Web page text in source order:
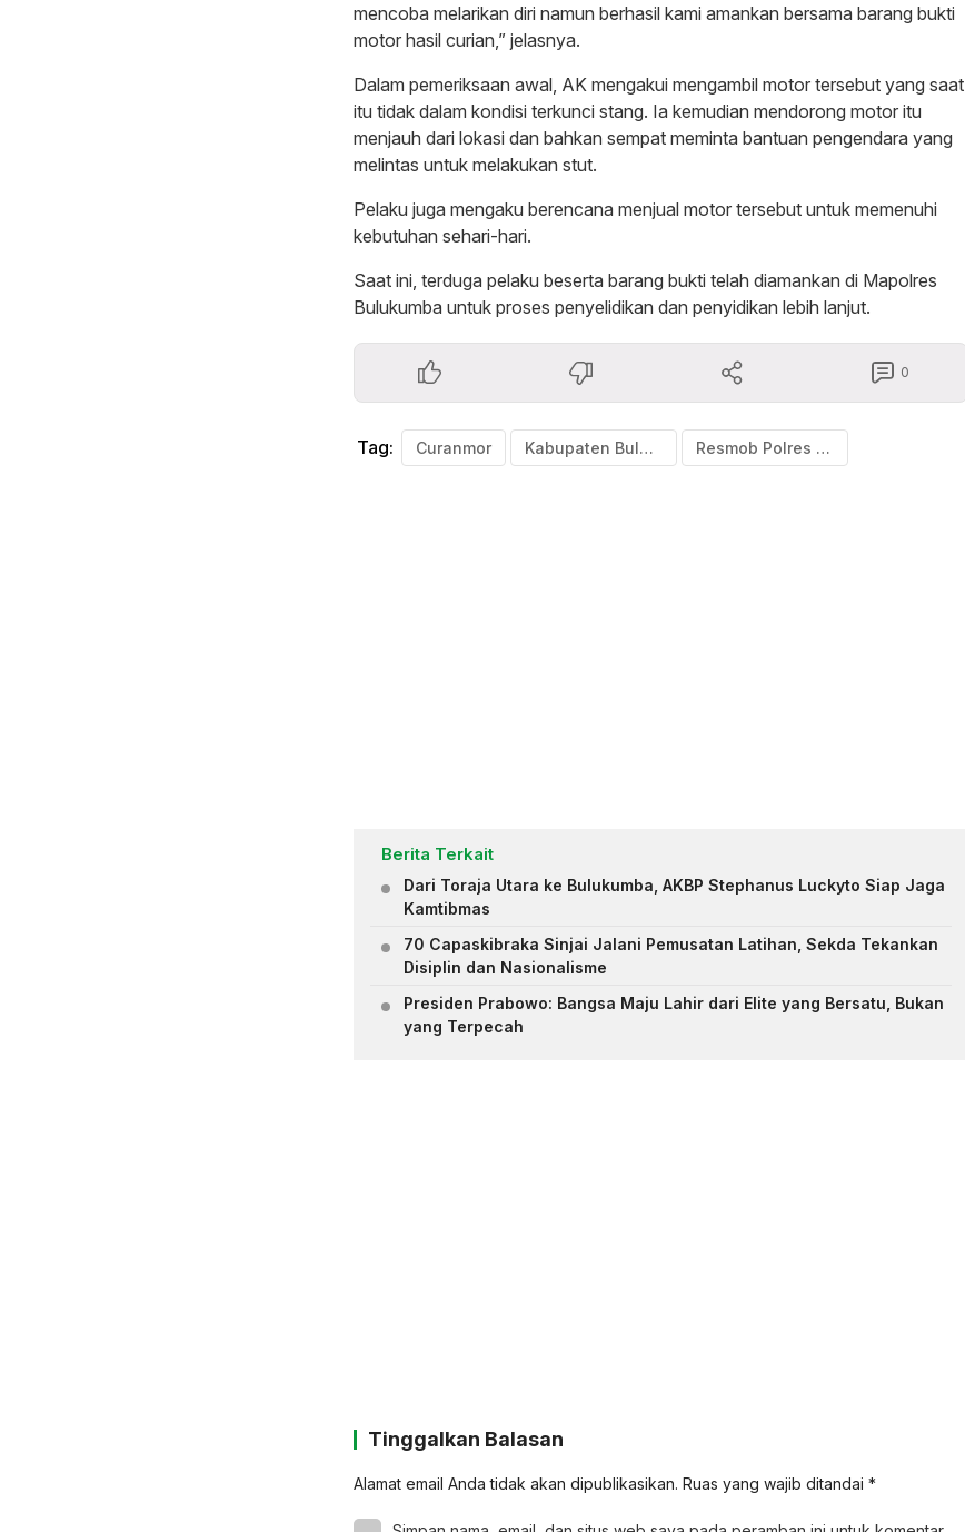
mencoba melarikan diri namun berhasil kami amankan bersama barang bukti
motor hasil curian,” jelasnya.
Dalam pemeriksaan awal, AK mengakui mengambil motor tersebut yang saat
itu tidak dalam kondisi terkunci stang. Ia kemudian mendorong motor itu
menjauh dari lokasi dan bahkan sempat meminta bantuan pengendara yang
melintas untuk melakukan stut.
Pelaku juga mengaku berencana menjual motor tersebut untuk memenuhi
kebutuhan sehari-hari.
Saat ini, terduga pelaku beserta barang bukti telah diamankan di Mapolres
Bulukumba untuk proses penyelidikan dan penyidikan lebih lanjut.
0
Tag: Curanmor Kabupaten Bulukumba Resmob Polres Bulukumba
Berita Terkait
Dari Toraja Utara ke Bulukumba, AKBP Stephanus Luckyto Siap Jaga
Kamtibmas
70 Capaskibraka Sinjai Jalani Pemusatan Latihan, Sekda Tekankan
Disiplin dan Nasionalisme
Presiden Prabowo: Bangsa Maju Lahir dari Elite yang Bersatu, Bukan
yang Terpecah
Tinggalkan Balasan
Alamat email Anda tidak akan dipublikasikan. Ruas yang wajib ditandai *